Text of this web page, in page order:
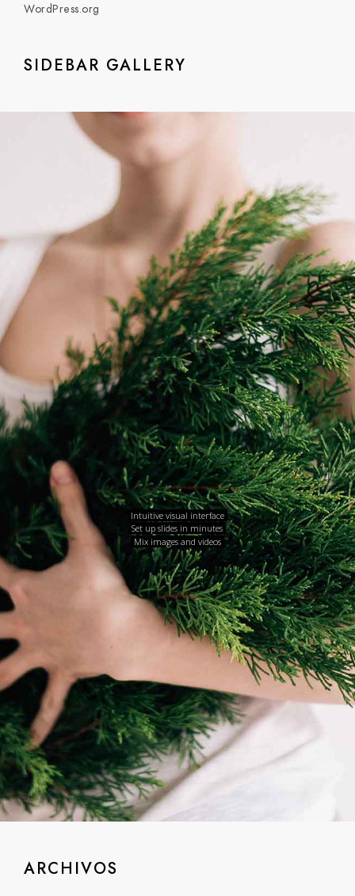
WordPress.org
SIDEBAR GALLERY
Intuitive visual interface
Set up slides in minutes
Mix images and videos
ARCHIVOS